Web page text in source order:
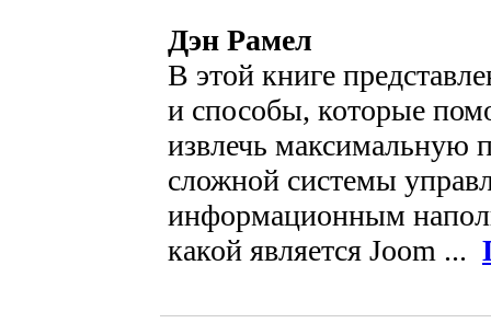
Дэн Рамел
В этой книге
и способы, которые
извлечь максимальную
сложной системы
информационным
какой является Joom ...